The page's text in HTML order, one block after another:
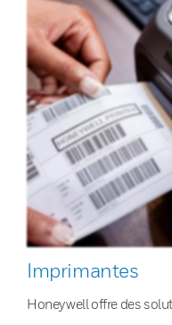
Imprimantes
Honeywell offre des